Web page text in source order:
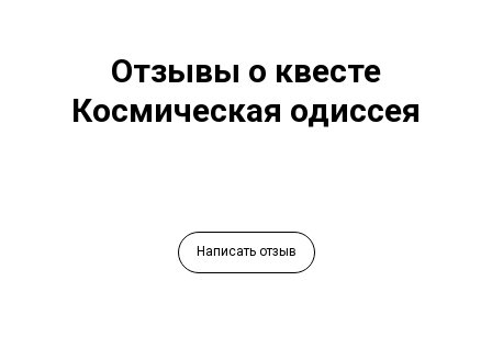
Отзывы о квесте
Космическая одиссея
Написать отзыв